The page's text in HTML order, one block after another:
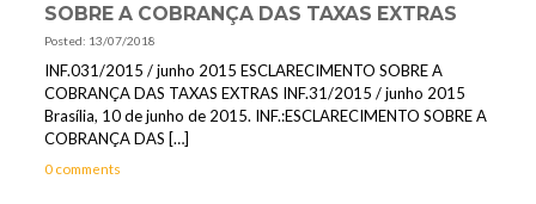
SOBRE A COBRANÇA DAS TAXAS EXTRAS
Posted: 13/07/2018
INF.031/2015 / junho 2015 ESCLARECIMENTO SOBRE A
COBRANÇA DAS TAXAS EXTRAS INF.31/2015 / junho 2015
Brasília, 10 de junho de 2015. INF.:ESCLARECIMENTO SOBRE A
COBRANÇA DAS […]
0 comments